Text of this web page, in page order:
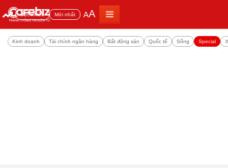
Đọc nhiều Mới nhất AA
Kinh doanh Tài chính ngân hàng Bất động sản Quốc tế Sống Special